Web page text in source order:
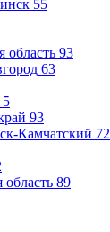
55
область 93
63
5
93
Камчатский 72
89